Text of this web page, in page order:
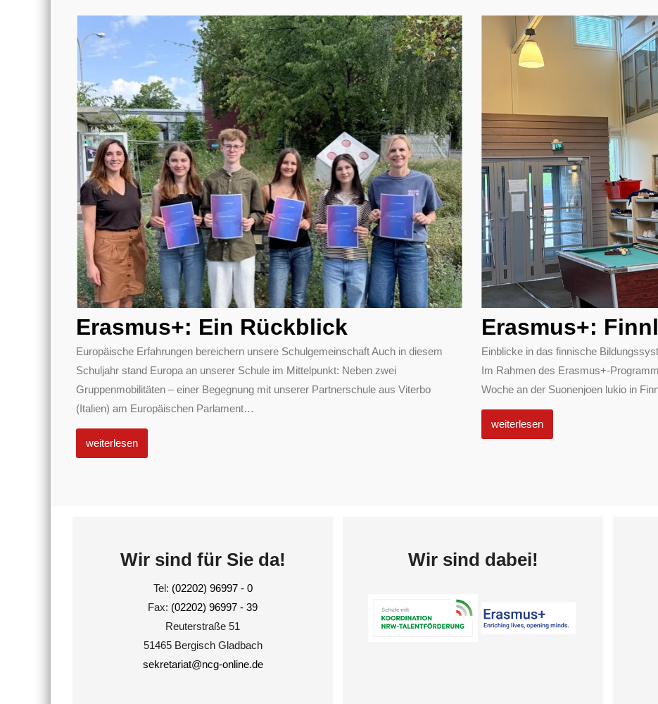
Erasmus+: Ein Rückblick
Europäische Erfahrungen bereichern unsere Schulgemeinschaft Auch in diesem
Schuljahr stand Europa an unserer Schule im Mittelpunkt: Neben zwei
Gruppenmobilitäten – einer Begegnung mit unserer Partnerschule aus Viterbo
(Italien) am Europäischen Parlament…
weiterlesen
Erasmus+:
Einblicke in das finnische
Im Rahmen des Erasmus+-
Woche an der Suonenjoen lukio in
weiterlesen
Wir sind für Sie da!
Tel: (02202) 96997 - 0
Fax: (02202) 96997 - 39
Reuterstraße 51
51465 Bergisch Gladbach
sekretariat@ncg-online.de
Wir sind dabei!